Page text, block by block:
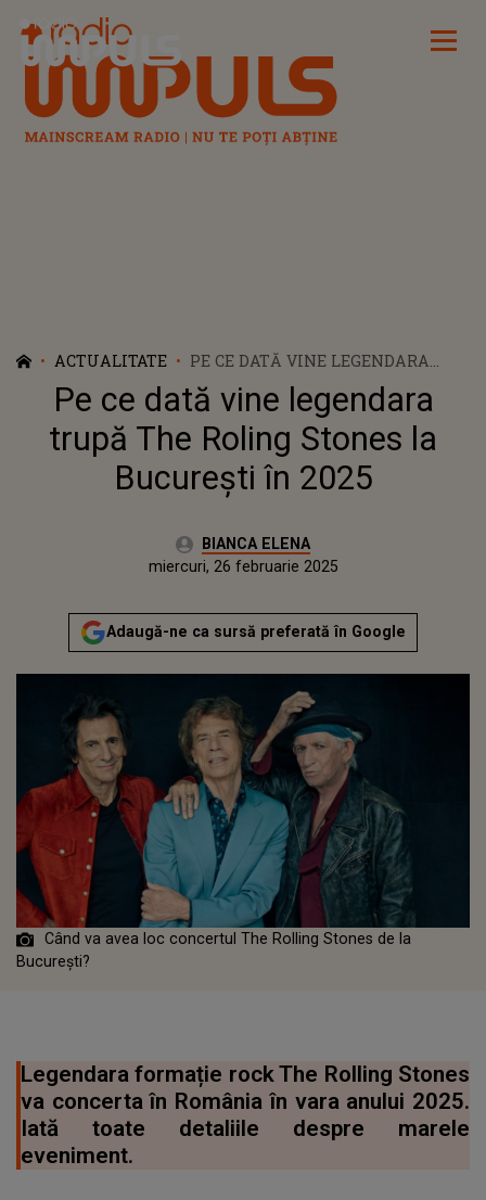
Radio Impuls
ACTUALITATE
PE CE DATĂ VINE LEGENDARA
TRUPĂ THE ROLING STONES LA
BUCUREȘTI ÎN 2025
Pe ce dată vine legendara
trupă The Roling Stones la
București în 2025
Autor:BIANCA ELENA
miercuri, 26 februarie 2025
Actualizat:
miercuri, 26 februarie 2025
Adaugă-ne ca sursă preferată în Google
Când va avea loc concertul The Rolling Stones de la
București?
Legendara formație rock The Rolling Stones
va concerta în România în vara anului 2025.
Iată toate detaliile despre marele
eveniment.